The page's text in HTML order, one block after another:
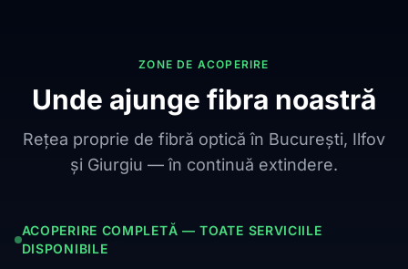
ZONE DE ACOPERIRE
Unde ajunge fibra noastră
Rețea proprie de fibră optică în București, Ilfov
și Giurgiu — în continuă extindere.
ACOPERIRE COMPLETĂ — TOATE SERVICIILE
DISPONIBILE